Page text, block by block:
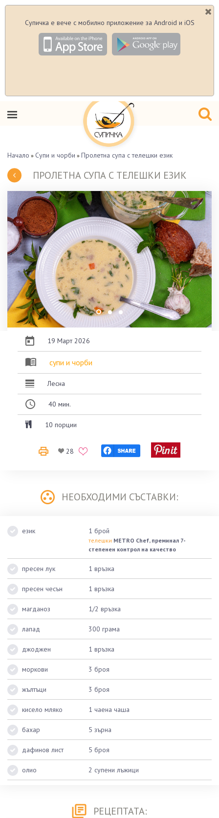
Супичка е вече с мобилно приложение за Android и iOS
Начало » Супи и чорби » Пролетна супа с телешки език
ПРОЛЕТНА СУПА С ТЕЛЕШКИ ЕЗИК
19 Март 2026
супи и чорби
Лесна
40 мин.
10 порции
28
НЕОБХОДИМИ СЪСТАВКИ:
език 1 брой
телешки METRO Chef, преминал 7-
степенен контрол на качество
пресен лук 1 връзка
пресен чесън 1 връзка
магданоз 1/2 връзка
лапад 300 грама
джоджен 1 връзка
моркови 3 броя
жълтъци 3 броя
кисело мляко 1 чаена чаша
бахар 5 зърна
дафинов лист 5 броя
олио 2 супени лъжици
РЕЦЕПТАТА: